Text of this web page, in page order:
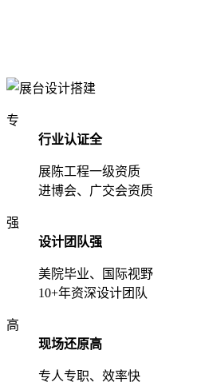
专
行业认证全
展陈工程一级资质
进博会、广交会资质
强
设计团队强
美院毕业、国际视野
10+年资深设计团队
高
现场还原高
专人专职、效率快